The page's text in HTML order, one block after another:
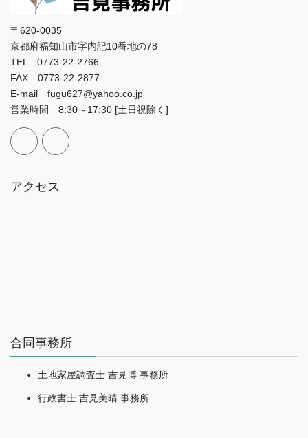
〒620-0035
京都府福知山市字内記10番地の78
TEL 0773-22-2766
FAX 0773-22-2877
E-mail fugu627@yahoo.co.jp
営業時間 8:30～17:30 [土日祝除く]
アクセス
合同事務所
土地家屋調査士 吉見博 事務所
行政書士 吉見美晴 事務所